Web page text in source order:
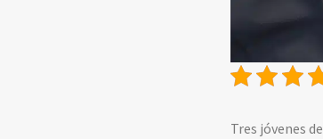
Tres jóvenes